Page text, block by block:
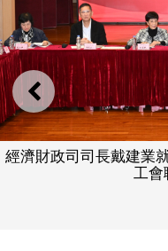
上一則
經濟財政司司長戴建業
工會